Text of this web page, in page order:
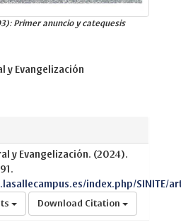
Primer anuncio y catequesis
y Evangelización
y Evangelización. (2024).
index.php/SINITE/
Download Citation